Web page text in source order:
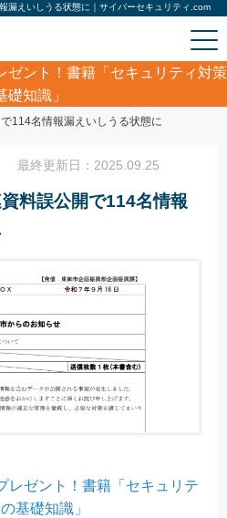
漏えいしうる状態に｜サイバーセキュリティ.com
ゼント！書籍「セキュリティ対策
礎知識」
ィ・情報漏洩ニュース
114名情報漏えいしうる状態に
最終更新日：2025.09.25
料誤公開で114名情報
レゼント！書籍「セキュリテ
基礎知識」